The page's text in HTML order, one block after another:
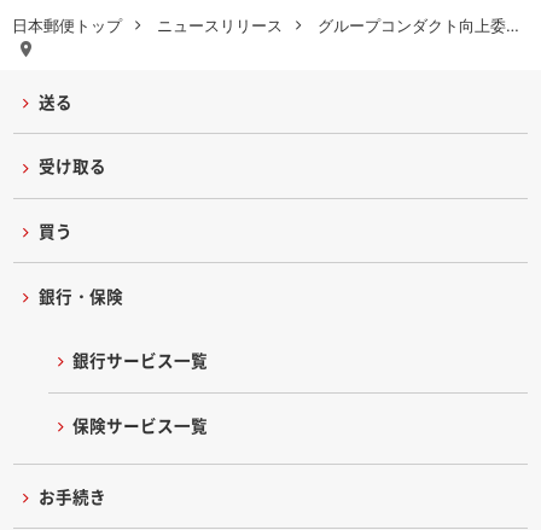
日本郵便トップ ニュースリリース グループコンダクト向上委…
送る
受け取る
買う
銀行・保険
銀行サービス一覧
保険サービス一覧
お手続き